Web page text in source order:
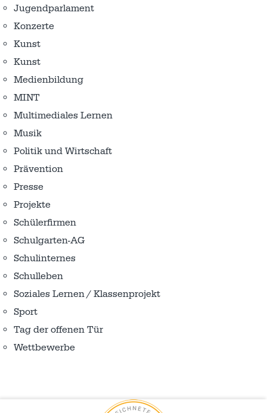
Jugendparlament
Konzerte
Kunst
Kunst
Medienbildung
MINT
Multimediales Lernen
Musik
Politik und Wirtschaft
Prävention
Presse
Projekte
Schülerfirmen
Schulgarten-AG
Schulinternes
Schulleben
Soziales Lernen / Klassenprojekt
Sport
Tag der offenen Tür
Wettbewerbe